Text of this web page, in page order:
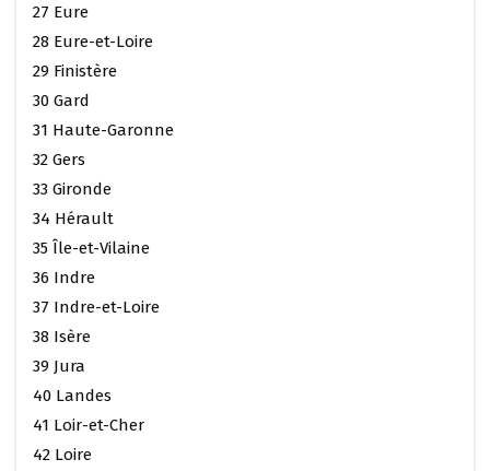
27 Eure
28 Eure-et-Loire
29 Finistère
30 Gard
31 Haute-Garonne
32 Gers
33 Gironde
34 Hérault
35 Île-et-Vilaine
36 Indre
37 Indre-et-Loire
38 Isère
39 Jura
40 Landes
41 Loir-et-Cher
42 Loire